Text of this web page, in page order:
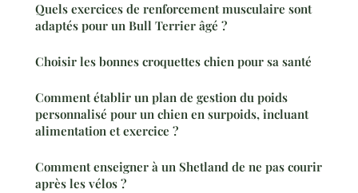
Quels exercices de renforcement musculaire sont
adaptés pour un Bull Terrier âgé ?
Choisir les bonnes croquettes chien pour sa santé
Comment établir un plan de gestion du poids
personnalisé pour un chien en surpoids, incluant
alimentation et exercice ?
Comment enseigner à un Shetland de ne pas courir
après les vélos ?